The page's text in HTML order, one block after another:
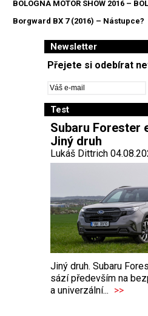
BOLOGNA MOTOR SHOW 2016 –
Borgward BX 7 (2016) – Nástupce?
Newsletter
Přejete si odebírat
Test
Subaru Forester
Jiný druh
Lukáš Dittrich
Jiný druh. Subaru
sází především na
a univerzální... >>